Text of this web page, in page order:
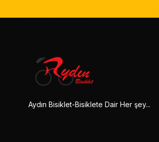
Aydın Bisiklet-Bisiklete Dair Her şey...